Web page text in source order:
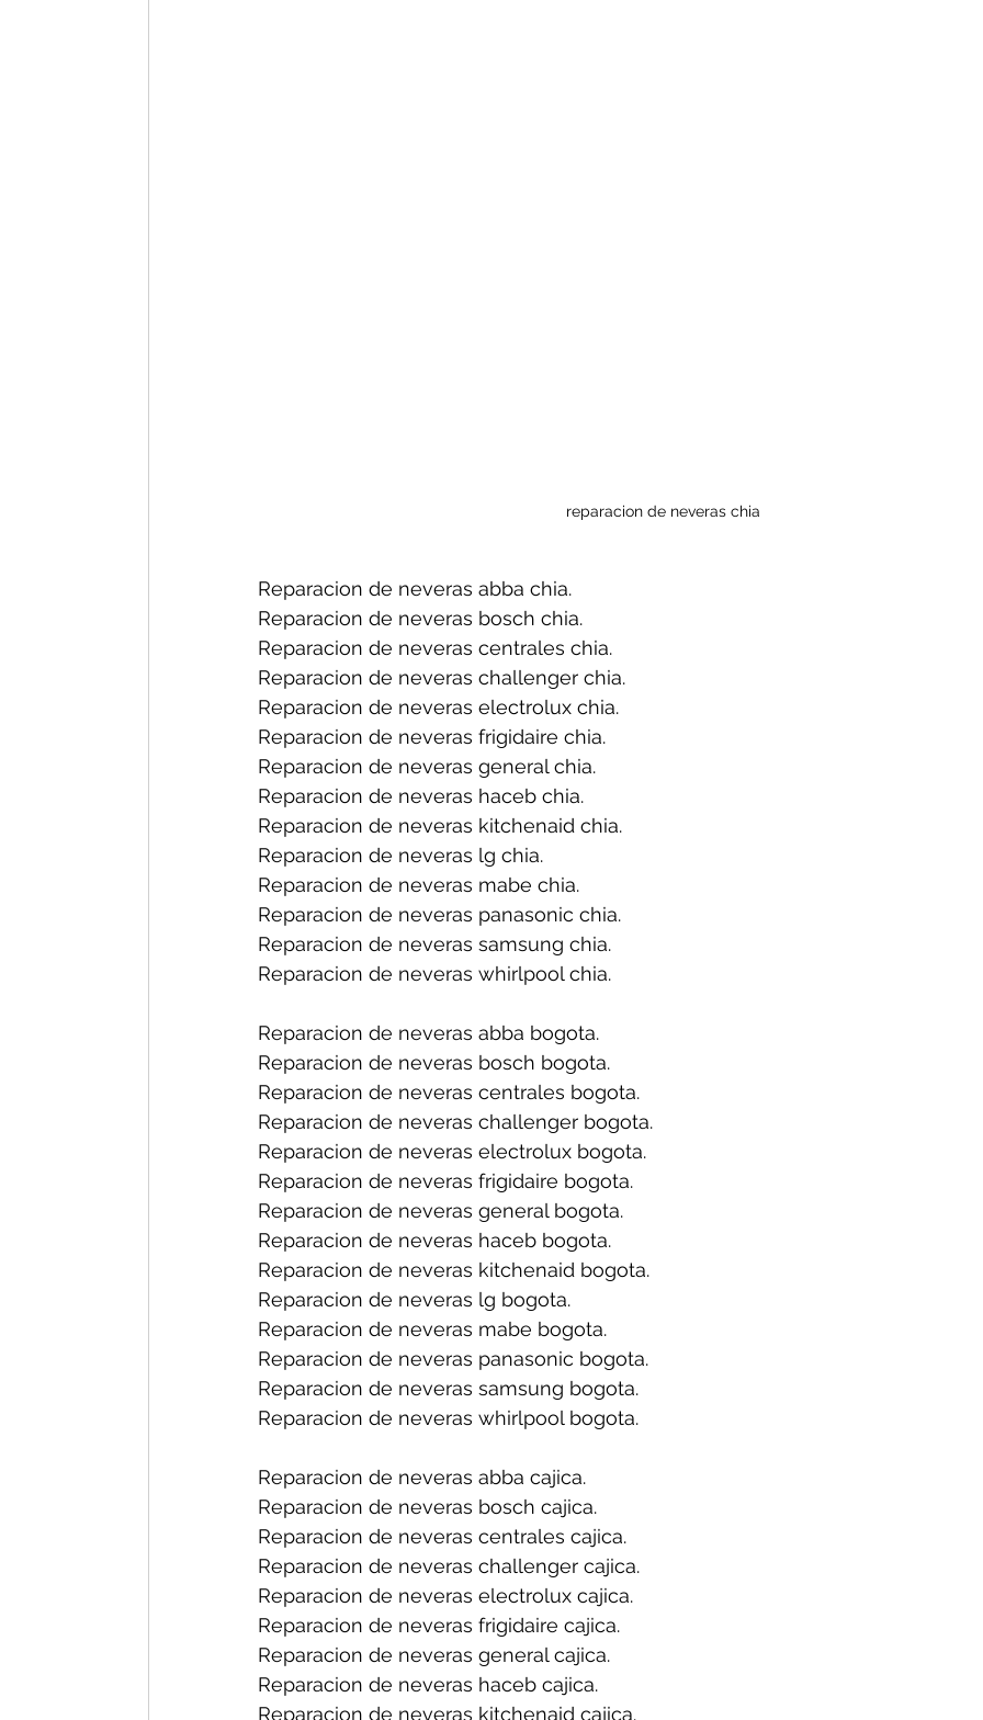
reparacion de neveras chia
Reparacion de neveras abba chia.
Reparacion de neveras bosch chia.
Reparacion de neveras centrales chia.
Reparacion de neveras challenger chia.
Reparacion de neveras electrolux chia.
Reparacion de neveras frigidaire chia.
Reparacion de neveras general chia.
Reparacion de neveras haceb chia.
Reparacion de neveras kitchenaid chia.
Reparacion de neveras lg chia.
Reparacion de neveras mabe chia.
Reparacion de neveras panasonic chia.
Reparacion de neveras samsung chia.
Reparacion de neveras whirlpool chia.
Reparacion de neveras abba bogota.
Reparacion de neveras bosch bogota.
Reparacion de neveras centrales bogota.
Reparacion de neveras challenger bogota.
Reparacion de neveras electrolux bogota.
Reparacion de neveras frigidaire bogota.
Reparacion de neveras general bogota.
Reparacion de neveras haceb bogota.
Reparacion de neveras kitchenaid bogota.
Reparacion de neveras lg bogota.
Reparacion de neveras mabe bogota.
Reparacion de neveras panasonic bogota.
Reparacion de neveras samsung bogota.
Reparacion de neveras whirlpool bogota.
Reparacion de neveras abba cajica.
Reparacion de neveras bosch cajica.
Reparacion de neveras centrales cajica.
Reparacion de neveras challenger cajica.
Reparacion de neveras electrolux cajica.
Reparacion de neveras frigidaire cajica.
Reparacion de neveras general cajica.
Reparacion de neveras haceb cajica.
Reparacion de neveras kitchenaid cajica.